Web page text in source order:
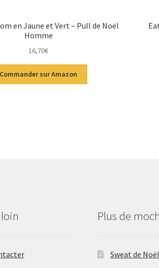
en Jaune et Vert – Pull de Noël
Homme
16,70€
Commander sur Amazon
Plus de
Sweat de Noël